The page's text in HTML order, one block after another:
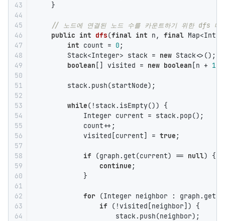
43
44
45
46
47
48
49
50
51
52
53
54
55
56
57
58
59
60
61
62
63
64
    }
// 노드에 연결된 노드 수를 카운트하기 위한 dfs 메
public int dfs(final int n, final
int count = 0 ;
        Stack<Integer> stack =
new Stack<>();
boolean [] visited = new boolean [n + 1
        stack.push(startNode);
while(!stack.isEmpty()) {
            Integer current = stack.pop();
            count++;
            visited[current] =
true ;
if (graph.get(current) == null) {
continue ;
            }
for (Integer neighbor :
if (!visited[neighbor]) {
                    stack.push(neighbor);